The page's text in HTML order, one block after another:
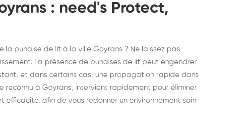
Destruction de nid de
frelons asiatiques :
intervention partout en
France
souris,
: need's Protect,
la punaise de lit à la ville Goyrans ? Ne laissez pas
La présence de punaises de lit peut engendrer
et dans certains cas, une propagation rapide dans
reconnu à Goyrans, intervient rapidement pour éliminer
afin de vous redonner un environnement sain